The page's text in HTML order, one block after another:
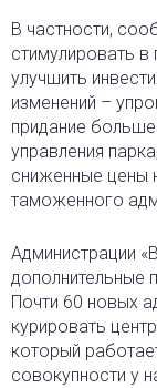
В частности,
стимулировать в
улучшить
изменений –
придание
управления
сниженные цены
таможенного
Администрации
дополнительные
Почти 60 новых
курировать
который
совокупности у